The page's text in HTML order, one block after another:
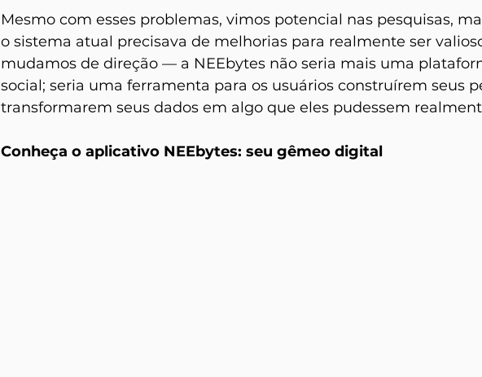
Mesmo com esses problemas, vimos potencial nas pesquisas,
o sistema atual precisava de melhorias para realmente ser
mudamos de direção — a NEEbytes não seria mais uma
social; seria uma ferramenta para os usuários construírem seus
transformarem seus dados em algo que eles pudessem
Conheça o aplicativo NEEbytes: seu gêmeo digital